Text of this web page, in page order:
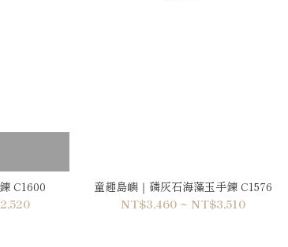
C1600
童趣島嶼｜磷灰石海藻玉手鍊 C1576
NT$3,460 ~ NT$3,510